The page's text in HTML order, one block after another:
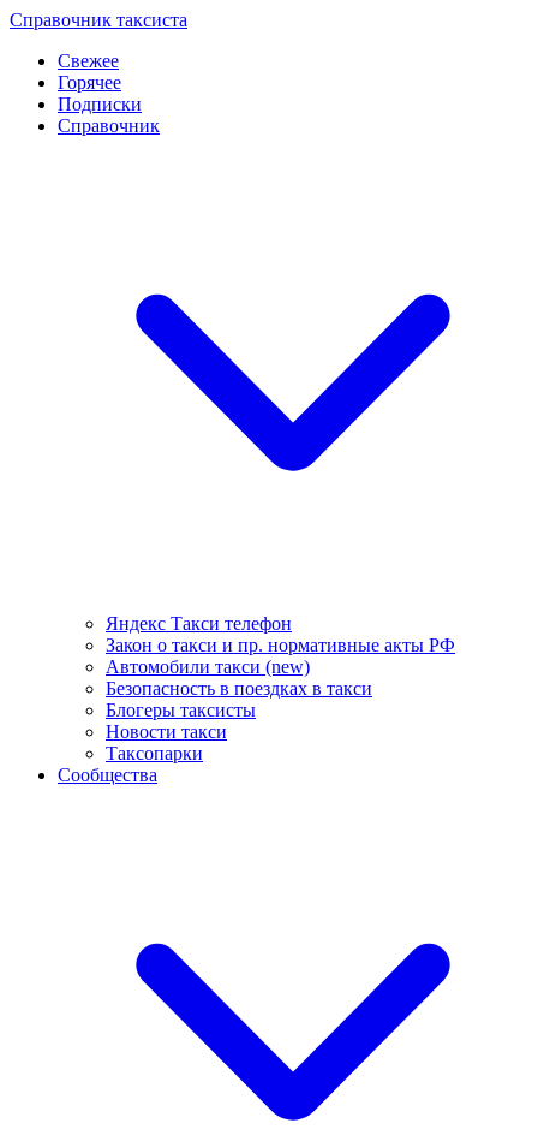
Перейти
контенту
Справочник таксиста
Свежее
Горячее
Подписки
Справочник
Яндекс Такси телефон
Закон о такси и пр. нормативные акты РФ
Автомобили такси (new)
Безопасность в поездках в такси
Блогеры таксисты
Новости такси
Таксопарки
Сообщества